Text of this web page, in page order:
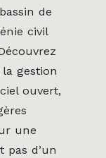
de
civil
gestion
ouvert,
une
pas d’un